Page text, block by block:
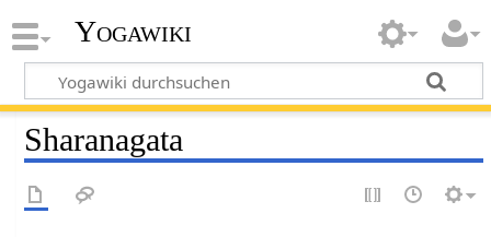
Yogawiki
Sharanagata